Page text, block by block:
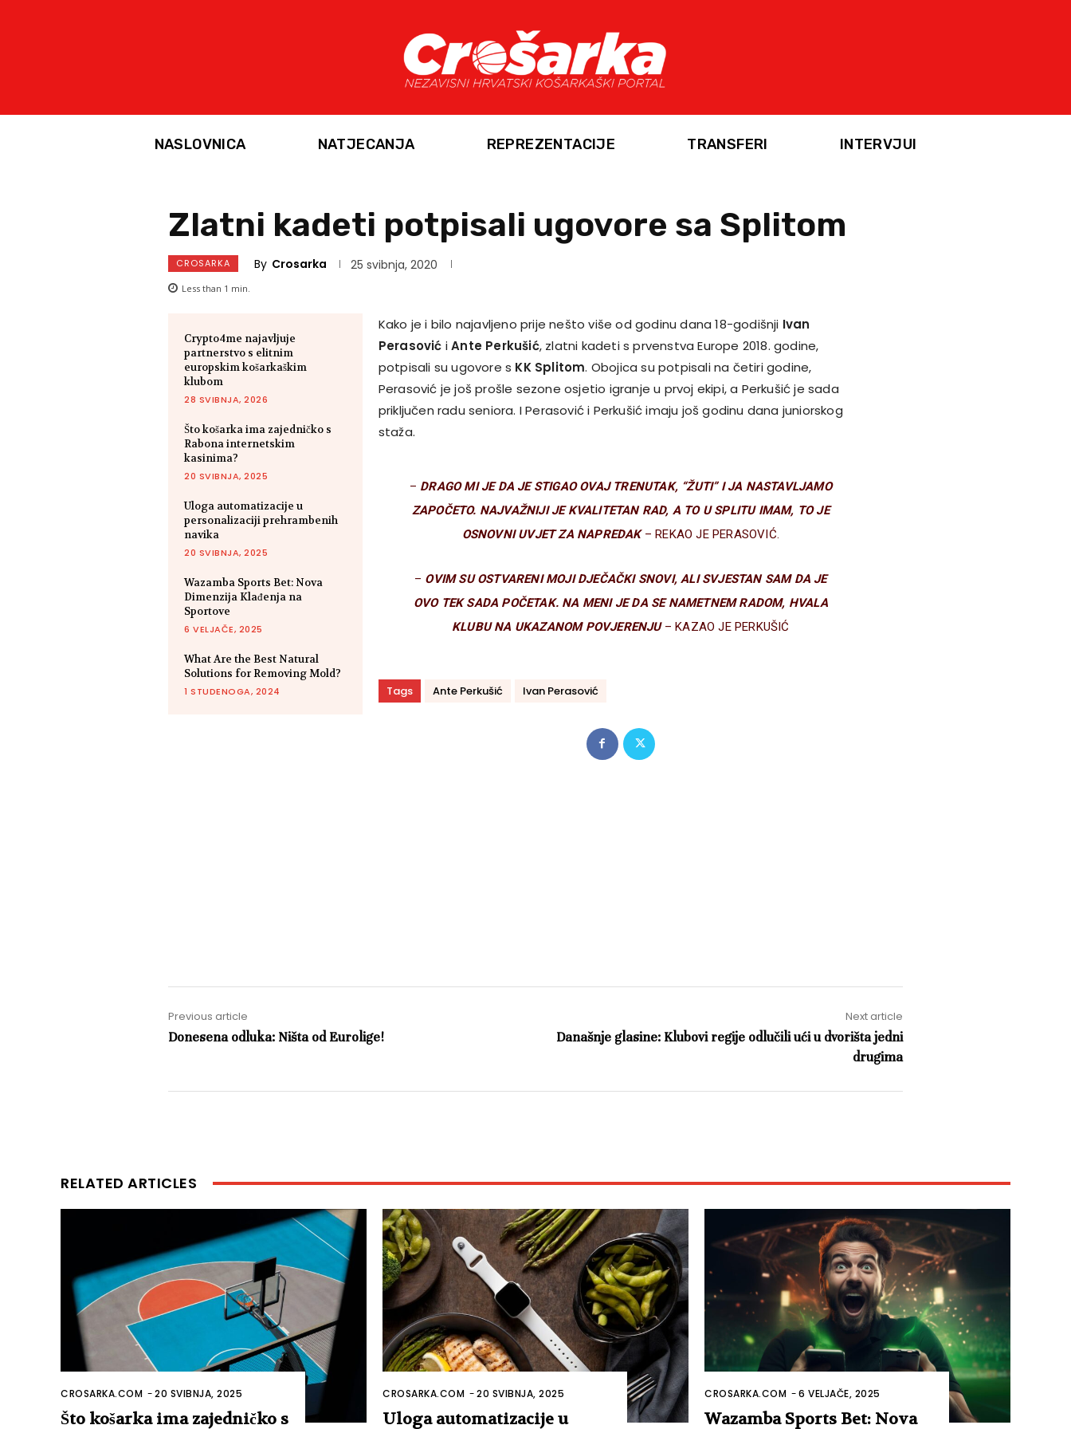
NASLOVNICA NATJECANJA REPREZENTACIJE TRANSFERI INTERVJUI
Zlatni kadeti potpisali ugovore sa Splitom
CROSARKA By Crosarka 25 svibnja, 2020
Less than 1 min.
Crypto4me najavljuje
partnerstvo s elitnim
europskim košarkaškim
klubom
28 SVIBNJA, 2026
Što košarka ima zajedničko s
Rabona internetskim
kasinima?
20 SVIBNJA, 2025
Uloga automatizacije u
personalizaciji prehrambenih
navika
20 SVIBNJA, 2025
Wazamba Sports Bet: Nova
Dimenzija Klađenja na
Sportove
6 VELJAČE, 2025
What Are the Best Natural
Solutions for Removing Mold?
1 STUDENOGA, 2024
Kako je i bilo najavljeno prije nešto više od godinu dana 18-godišnji Ivan
Perasović iAnte Perkušić, zlatni kadeti s prvenstva Europe 2018. godine,
potpisali su ugovore s KK Splitom. Obojica su potpisali na četiri godine,
Perasović je još prošle sezone osjetio igranje u prvoj ekipi, a Perkušić je sada
priključen radu seniora. I Perasović i Perkušić imaju još godinu dana juniorskog
staža.
– DRAGO MI JE DA JE STIGAO OVAJ TRENUTAK, “ŽUTI” I JA NASTAVLJAMO
ZAPOČETO. NAJVAŽNIJI JE KVALITETAN RAD, A TO U SPLITU IMAM, TO JE
OSNOVNI UVJET ZA NAPREDAK– REKAO JE PERASOVIĆ.
– OVIM SU OSTVARENI MOJI DJEČAČKI SNOVI, ALI SVJESTAN SAM DA JE
OVO TEK SADA POČETAK. NA MENI JE DA SE NAMETNEM RADOM, HVALA
KLUBU NA UKAZANOM POVJERENJU– KAZAO JE PERKUŠIĆ
Tags Ante Perkušić Ivan Perasović
Previous article
Donesena odluka: Ništa od Eurolige!
Next article
Današnje glasine: Klubovi regije odlučili ući u dvorišta jedni
drugima
RELATED ARTICLES
CROSARKA.COM -20 SVIBNJA, 2025
Što košarka ima zajedničko s
CROSARKA.COM -20 SVIBNJA, 2025
Uloga automatizacije u
CROSARKA.COM -6 VELJAČE, 2025
Wazamba Sports Bet: Nova